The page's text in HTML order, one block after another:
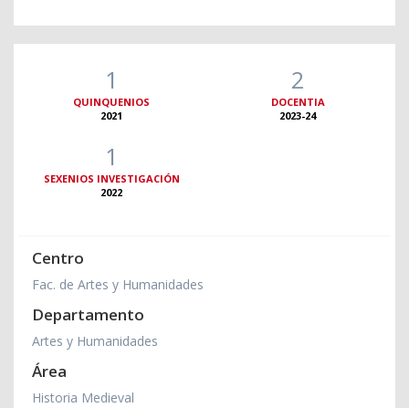
1
QUINQUENIOS
2021
2
DOCENTIA
2023-24
1
SEXENIOS INVESTIGACIÓN
2022
Centro
Fac. de Artes y Humanidades
Departamento
Artes y Humanidades
Área
Historia Medieval